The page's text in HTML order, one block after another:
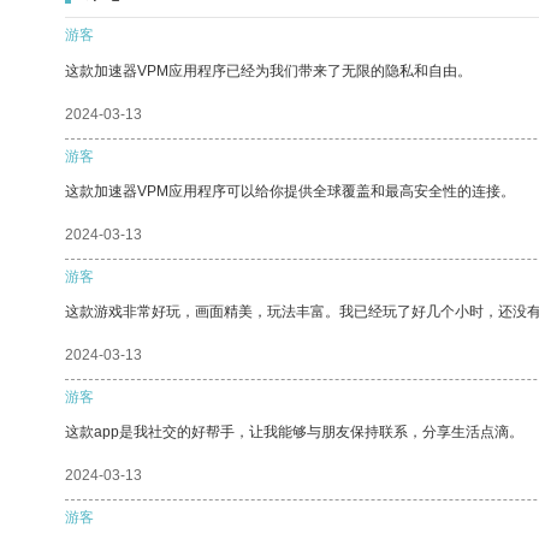
游客
这款加速器VPM应用程序已经为我们带来了无限的隐私和自由。
2024-03-13
游客
这款加速器VPM应用程序可以给你提供全球覆盖和最高安全性的连接。
2024-03-13
游客
这款游戏非常好玩，画面精美，玩法丰富。我已经玩了好几个小时，还没
2024-03-13
游客
这款app是我社交的好帮手，让我能够与朋友保持联系，分享生活点滴。
2024-03-13
游客